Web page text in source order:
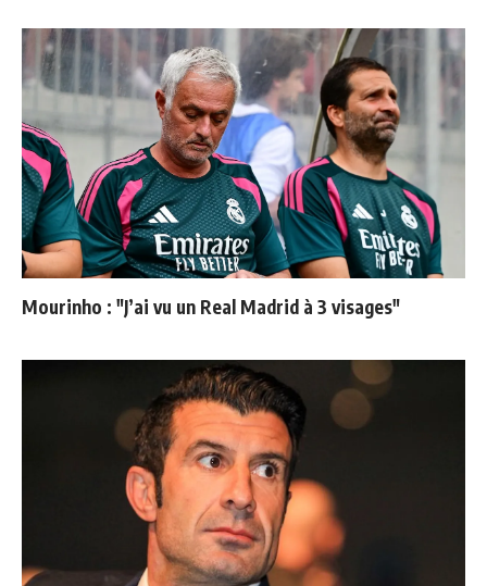
Mourinho : "J’ai vu un Real Madrid à 3 visages"